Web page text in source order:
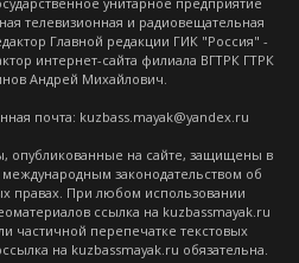
телевизионная и радиовещательная
Главной редакции ГИК "Россия" -
интернет-сайта филиала ВГТРК ГТРК
Андрей Михайлович.
почта: kuzbass.mayak@yandex.ru
опубликованные на сайте, защищены в
законодательством об
правах. При любом использовании
ссылка на kuzbassmayak.ru
частичной перепечатке текстовых
на kuzbassmayak.ru обязательна.